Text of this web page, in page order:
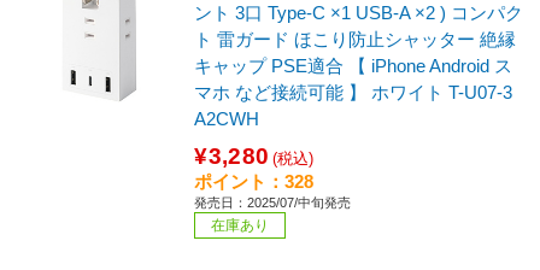
ント 3口 Type-C ×1 USB-A ×2 ) コンパク
ト 雷ガード ほこり防止シャッター 絶縁
キャップ PSE適合 【 iPhone Android ス
マホ など接続可能 】 ホワイト T-U07-3
A2CWH
¥3,280 (税込)
ポイント：328
発売日：2025/07/中旬発売
在庫あり